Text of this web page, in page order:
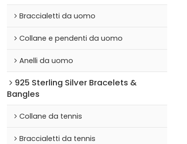
Braccialetti da uomo
Collane e pendenti da uomo
Anelli da uomo
925 Sterling Silver Bracelets &
Bangles
Collane da tennis
Braccialetti da tennis